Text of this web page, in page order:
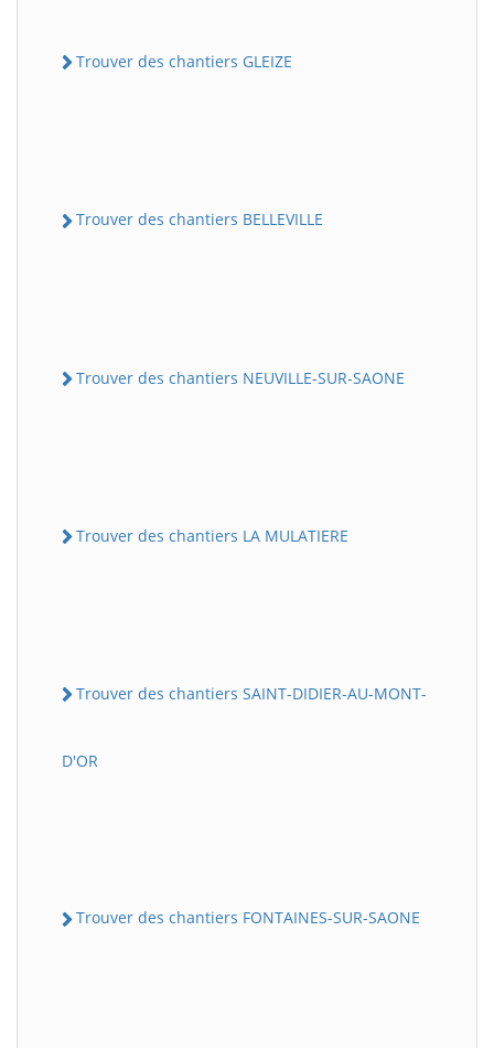
Trouver des chantiers GLEIZE
Trouver des chantiers BELLEVILLE
Trouver des chantiers NEUVILLE-SUR-SAONE
Trouver des chantiers LA MULATIERE
Trouver des chantiers SAINT-DIDIER-AU-MONT-
D'OR
Trouver des chantiers FONTAINES-SUR-SAONE